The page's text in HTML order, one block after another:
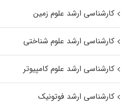
کارشناسی ارشد علوم زمین
کارشناسی ارشد علوم شناختی
کارشناسی ارشد علوم کامپیوتر
کارشناسی ارشد فوتونیک